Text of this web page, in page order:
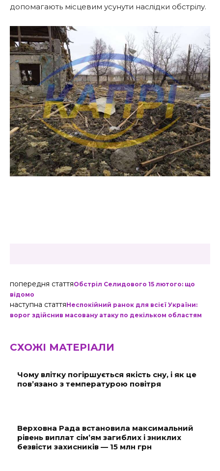
допомагають місцевим усунути наслідки обстрілу.
попередня статтяОбстріл Селидового 15 лютого: що
відомо
наступна статтяНеспокійний ранок для всієї України:
ворог здійснив масовану атаку по декільком областям
СХОЖІ МАТЕРІАЛИ
Чому влітку погіршується якість сну, і як це
пов’язано з температурою повітря
Верховна Рада встановила максимальний
рівень виплат сім’ям загиблих і зниклих
безвісти захисників — 15 млн грн